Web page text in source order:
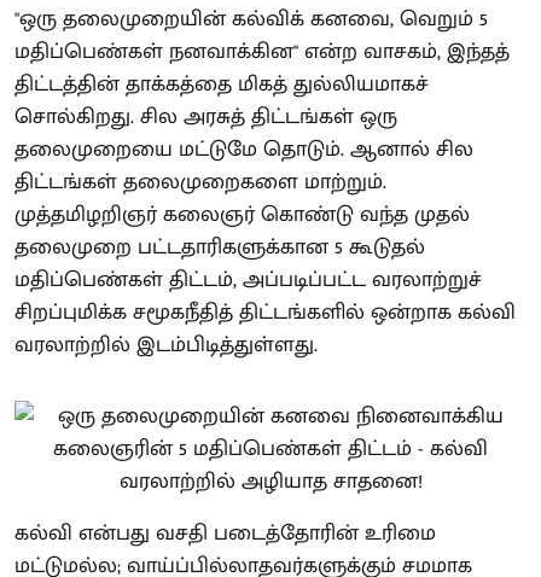
"ஒரு தலைமுறையின் கல்விக் கனவை, வெறும் 5
மதிப்பெண்கள் நனவாக்கின" என்ற வாசகம், இந்தத்
திட்டத்தின் தாக்கத்தை மிகத் துல்லியமாகச்
சொல்கிறது. சில அரசுத் திட்டங்கள் ஒரு
தலைமுறையை மட்டுமே தொடும். ஆனால் சில
திட்டங்கள் தலைமுறைகளை மாற்றும்.
முத்தமிழறிஞர் கலைஞர் கொண்டு வந்த முதல்
தலைமுறை பட்டதாரிகளுக்கான 5 கூடுதல்
மதிப்பெண்கள் திட்டம், அப்படிப்பட்ட வரலாற்றுச்
சிறப்புமிக்க சமூகநீதித் திட்டங்களில் ஒன்றாக கல்வி
வரலாற்றில் இடம்பிடித்துள்ளது.
கல்வி என்பது வசதி படைத்தோரின் உரிமை
மட்டுமல்ல; வாய்ப்பில்லாதவர்களுக்கும் சமமாக